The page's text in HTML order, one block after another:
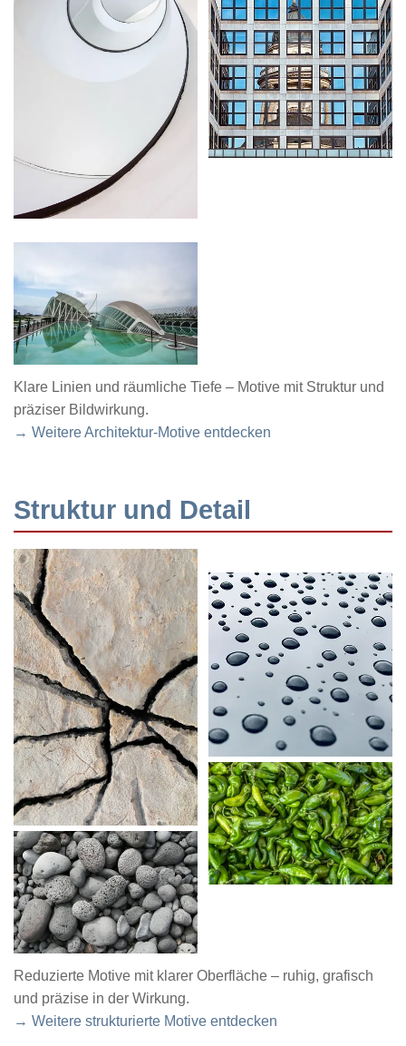
Klare Linien und räumliche Tiefe – Motive mit Struktur und
präziser Bildwirkung.
→ Weitere Architektur-Motive entdecken
Struktur und Detail
Reduzierte Motive mit klarer Oberfläche – ruhig, grafisch
und präzise in der Wirkung.
→ Weitere strukturierte Motive entdecken